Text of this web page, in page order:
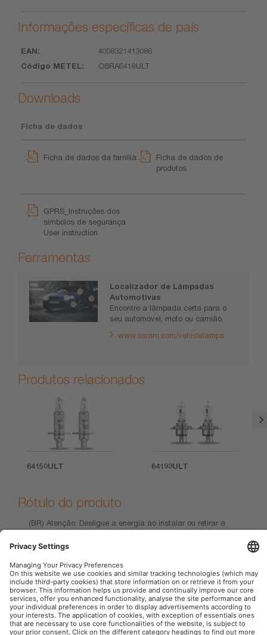
Informações específicas de país
EAN
METEL
4008321413086
OSRA6418ULT
Downloads
Ficha de dados
Ficha de dados da família
Ficha de dados de
produtos
GPRS_Instruções dos
símbolos de segurança
User instruction
Ferramentas
Localizador de Lâmpadas
Automotivas
Encontre a lâmpada certa para o
seu automóvel, moto ou camião.
www.osram.com/vehiclelamps
Produtos relacionados
64150ULT 64193ULT
Rótulo do produto
(BR) Atenção: Desligue a energia ao instalar ou retirar a
frágil e não perecível
OSRAM Automotive na Web Social